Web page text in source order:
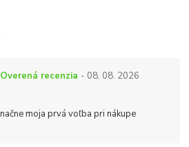
Overená recenzia - 08. 08. 2026
moja prvá voľba pri nákupe